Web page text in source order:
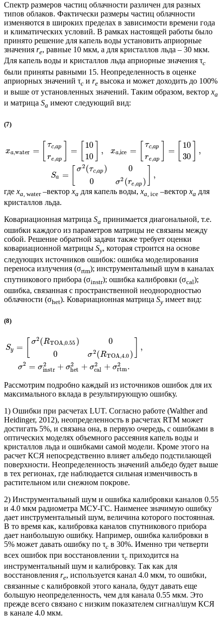
Спектр размеров частиц облачности различен для разных
типов облаков. Фактически размеры частиц облачности
изменяются в широких пределах в зависимости времени года
и климатических условий. В рамках настоящей работы было
принято решение для капель воды установить априорные
значения re, равные 10 мкм, а для кристаллов льда – 30 мкм.
Для капель воды и кристаллов льда априорные значения τс
были приняты равными 15. Неопределенность в оценке
априорных значений τс и re высока и может доходить до 100%
и выше от установленных значений. Таким образом, вектор xa
и матрица Sa имеют следующий вид:
(7)
xa,water =
τc,ap
re,ap
=
10
10
, xa,ice =
τc,ap
re,ap
=
10
30
,
Sa =
σ2(τc,ap )
0
0
σ2 (re,ap )
,
где xa, water–вектор xa для капель воды, xa, ice –вектор xa для
кристаллов льда.
Ковариационная матрица Sa принимается диагональной, т.е.
ошибки каждого из параметров матрицы не связаны между
собой. Решение обратной задачи также требует оценки
ковариационной матрицы Sy, которая строится на основе
следующих источников ошибок: ошибка моделирования
переноса излучения (σrtm); инструментальный шум в каналах
спутникового прибора (σinstr); ошибка калибровки (σcal);
ошибка, связанная с пространственной неоднородностью
облачности (σhet). Ковариационная матрица Sy имеет вид:
(8)
Sy =
σ2(RTOA,0.55 )
0
0
σ2(RTOA,4.0 )
,
σ2 = σ2
instr + σ2
het + σ2
cal + σ2
rtm.
Рассмотрим подробно каждый из источников ошибок для их
максимального вклада в результирующую ошибку.
1) Ошибки при расчетах LUT. Согласно работе (Walther and
Heidinger, 2012), неопределенность в расчетах RTM может
достигать 5%, и связана она, в первую очередь, с ошибками в
оптических моделях объемного рассеяния капель воды и
кристаллов льда и ошибками самой модели. Кроме этого на
расчет КСЯ непосредственно влияет альбедо подстилающей
поверхности. Неопределенность значений альбедо будет выше
в тех регионах, где наблюдается сильная изменчивость в
растительном или снежном покрове.
2) Инструментальный шум и ошибка калибровки каналов 0.55
и 4.0 мкм радиометра МСУ-ГС. Наименее значимую ошибку
дает инструментальный шум, величина которого постоянная.
В то время как, калибровка каналов спутникового прибора
дает наибольшую ошибку. Например, ошибка калибровки в
5% может давать ошибку по τс в 30%. Именно три четверти
всех ошибок при восстановлении τс приходится на
инструментальный шум и калибровку. Так как для
восстановления re, используется канал 4.0 мкм, то ошибки,
связанные с калибровкой этого канала, будут давать еще
большую неопределенность, чем для канала 0.55 мкм. Это
прежде всего связано с низким показателем сигнал/шум КСЯ
в канале 4.0 мкм.